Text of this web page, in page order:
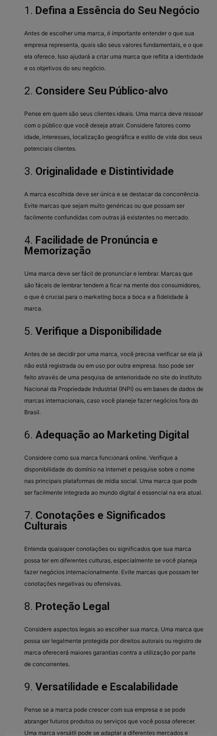
1. Defina a Essência do Seu Negócio
Antes de escolher uma marca, é importante entender o que sua
empresa representa, quais são seus valores fundamentais, e o que
ela oferece. Isso ajudará a criar uma marca que reflita a identidade
e os objetivos do seu negócio.
2. Considere Seu Público-alvo
Pense em quem são seus clientes ideais. Uma marca deve ressoar
com o público que você deseja atrair. Considere fatores como
idade, interesses, localização geográfica e estilo de vida dos seus
potenciais clientes.
3. Originalidade e Distintividade
A marca escolhida deve ser única e se destacar da concorrência.
Evite marcas que sejam muito genéricas ou que possam ser
facilmente confundidas com outras já existentes no mercado.
4. Facilidade de Pronúncia e
Memorização
Uma marca deve ser fácil de pronunciar e lembrar. Marcas que
são fáceis de lembrar tendem a ficar na mente dos consumidores,
o que é crucial para o marketing boca a boca e a fidelidade à
marca.
5. Verifique a Disponibilidade
Antes de se decidir por uma marca, você precisa verificar se ela já
não está registrada ou em uso por outra empresa. Isso pode ser
feito através de uma pesquisa de anterioridade no site do Instituto
Nacional da Propriedade Industrial (INPI) ou em bases de dados de
marcas internacionais, caso você planeje fazer negócios fora do
Brasil.
6. Adequação ao Marketing Digital
Considere como sua marca funcionará online. Verifique a
disponibilidade do domínio na internet e pesquise sobre o nome
nas principais plataformas de mídia social. Uma marca que pode
ser facilmente integrada ao mundo digital é essencial na era atual.
7. Conotações e Significados
Culturais
Entenda quaisquer conotações ou significados que sua marca
possa ter em diferentes culturas, especialmente se você planeja
fazer negócios internacionalmente. Evite marcas que possam ter
conotações negativas ou ofensivas.
8. Proteção Legal
Considere aspectos legais ao escolher sua marca. Uma marca que
possa ser legalmente protegida por direitos autorais ou registro de
marca oferecerá maiores garantias contra a utilização por parte
de concorrentes.
9. Versatilidade e Escalabilidade
Pense se a marca pode crescer com sua empresa e se pode
abranger futuros produtos ou serviços que você possa oferecer.
Uma marca versátil pode se adaptar a diferentes mercados e